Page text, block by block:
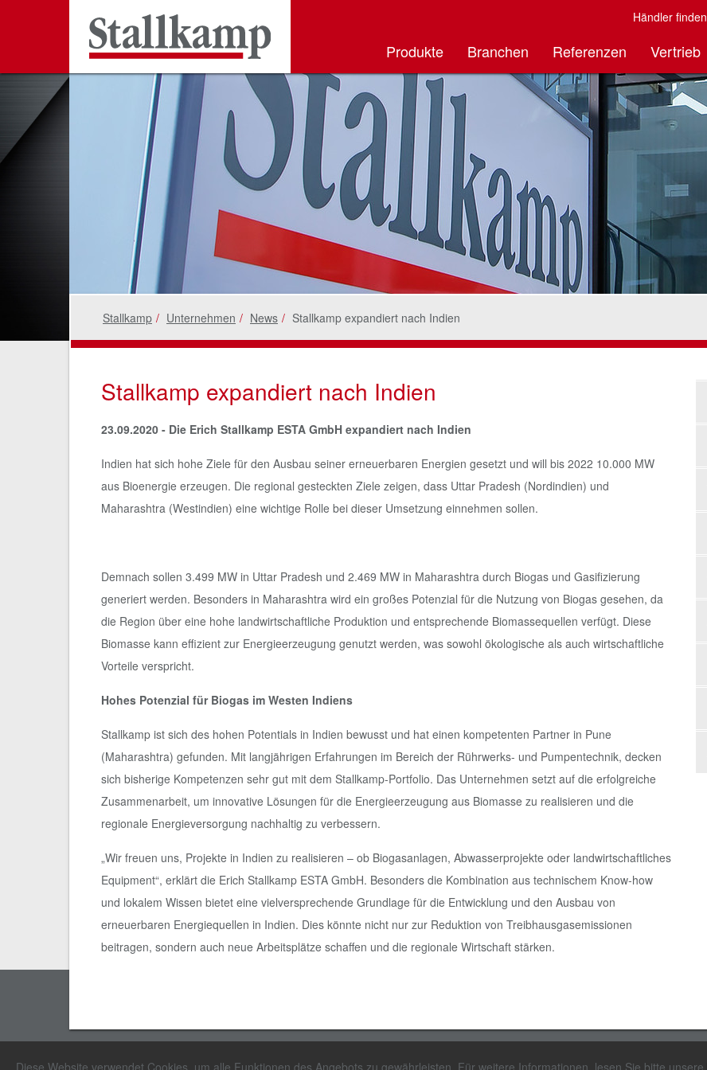
Händler finden
Produkte Branchen Referenzen Vertrieb
Stallkamp Unternehmen News Stallkamp expandiert nach Indien
Stallkamp expandiert nach Indien
23.09.2020 - Die Erich Stallkamp ESTA GmbH expandiert nach Indien
Indien hat sich hohe Ziele für den Ausbau seiner erneuerbaren Energien gesetzt und will bis 2022 10.000 MW
aus Bioenergie erzeugen. Die regional gesteckten Ziele zeigen, dass Uttar Pradesh (Nordindien) und
Maharashtra (Westindien) eine wichtige Rolle bei dieser Umsetzung einnehmen sollen.
Demnach sollen 3.499 MW in Uttar Pradesh und 2.469 MW in Maharashtra durch Biogas und Gasifizierung
generiert werden. Besonders in Maharashtra wird ein großes Potenzial für die Nutzung von Biogas gesehen, da
die Region über eine hohe landwirtschaftliche Produktion und entsprechende Biomassequellen verfügt. Diese
Biomasse kann effizient zur Energieerzeugung genutzt werden, was sowohl ökologische als auch wirtschaftliche
Vorteile verspricht.
Hohes Potenzial für Biogas im Westen Indiens
Stallkamp ist sich des hohen Potentials in Indien bewusst und hat einen kompetenten Partner in Pune
(Maharashtra) gefunden. Mit langjährigen Erfahrungen im Bereich der Rührwerks- und Pumpentechnik, decken
sich bisherige Kompetenzen sehr gut mit dem Stallkamp-Portfolio. Das Unternehmen setzt auf die erfolgreiche
Zusammenarbeit, um innovative Lösungen für die Energieerzeugung aus Biomasse zu realisieren und die
regionale Energieversorgung nachhaltig zu verbessern.
„Wir freuen uns, Projekte in Indien zu realisieren – ob Biogasanlagen, Abwasserprojekte oder landwirtschaftliches
Equipment“, erklärt die Erich Stallkamp ESTA GmbH. Besonders die Kombination aus technischem Know-how
und lokalem Wissen bietet eine vielversprechende Grundlage für die Entwicklung und den Ausbau von
erneuerbaren Energiequellen in Indien. Dies könnte nicht nur zur Reduktion von Treibhausgasemissionen
beitragen, sondern auch neue Arbeitsplätze schaffen und die regionale Wirtschaft stärken.
Diese Website verwendet Cookies, um alle Funktionen des Angebots zu gewährleisten. Für weitere Informationen, lesen Sie bitte unsere